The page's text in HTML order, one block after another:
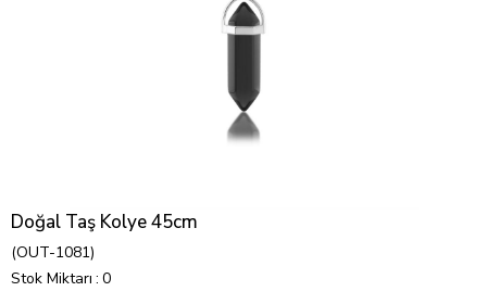
Doğal Taş Kolye 45cm
(OUT-1081)
Stok Miktarı : 0